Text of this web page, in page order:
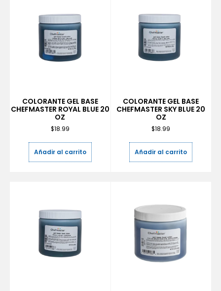
COLORANTE GEL BASE
CHEFMASTER ROYAL BLUE 20
OZ
$18.99
Añadir al carrito
COLORANTE GEL BASE
CHEFMASTER SKY BLUE 20
OZ
$18.99
Añadir al carrito